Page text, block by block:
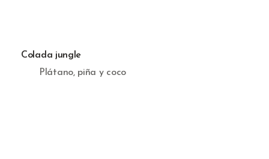
Colada jungle
Plátano, piña y coco